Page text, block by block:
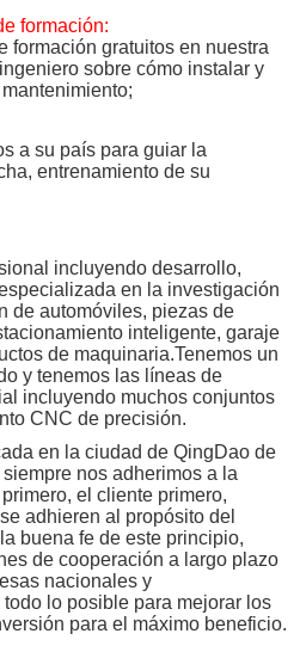
formación:
formación gratuitos en nuestra
sobre cómo instalar y
a su país para guiar la
entrenamiento de su
incluyendo desarrollo,
en la investigación
de automóviles, piezas de
inteligente, garaje
de maquinaria.Tenemos un
y tenemos las líneas de
incluyendo muchos conjuntos
CNC de precisión.
en la ciudad de QingDao de
nos adherimos a la
el cliente primero,
adhieren al propósito del
buena fe de este principio,
de cooperación a largo plazo
nacionales y
lo posible para mejorar los
para el máximo beneficio.